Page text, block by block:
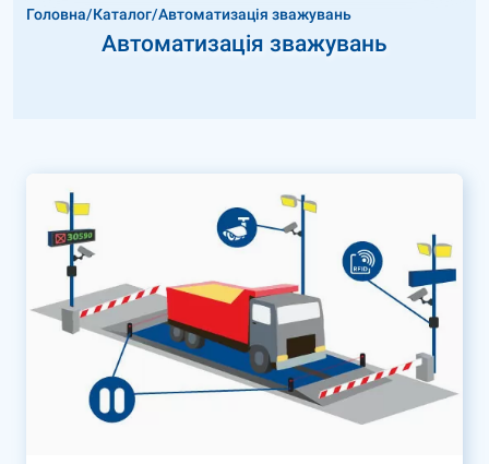
Головна/Каталог/Автоматизація зважувань
Автоматизація зважувань